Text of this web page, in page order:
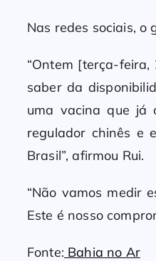
Nas redes sociais, o
“Ontem [terça-
saber da
uma vacina que já
regulador chinês e
Brasil”, afirmou Rui.
“Não vamos medir
Este é nosso
Fonte: Bahia no Ar